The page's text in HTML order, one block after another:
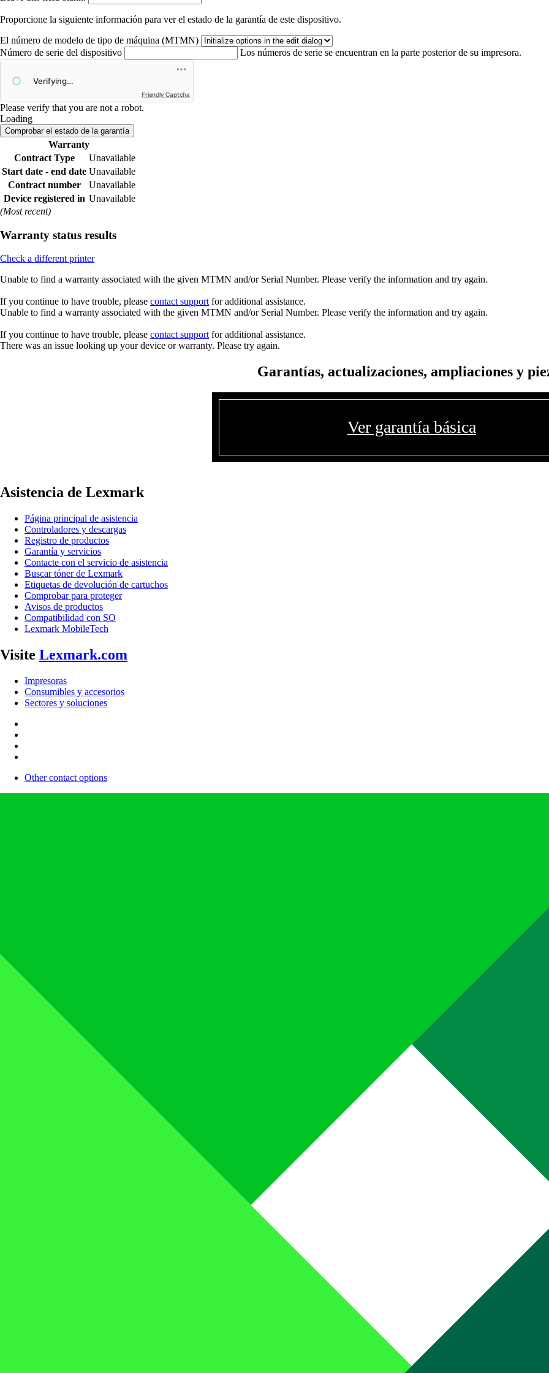
Proporcione la siguiente información para ver el estado de la garantía de este dispositivo.
El número de modelo de tipo de máquina (MTMN)
Número de serie del dispositivo
Los números de serie se encuentran en la parte posterior de su impresora.
Friendly Captcha
Please verify that you are not a robot.
Loading
Comprobar el estado de la garantía
Warranty
Contract Type
Unavailable
Start date - end date Unavailable
Contract number
Unavailable
Device registered in Unavailable
(Most recent)
Warranty status results
Check a different printer
Unable to find a warranty associated with the given MTMN and/or Serial Number. Please verify the information and try again.
If you continue to have trouble, please contact supportfor additional assistance.
Unable to find a warranty associated with the given MTMN and/or Serial Number. Please verify the information and try again.
If you continue to have trouble, please contact supportfor additional assistance.
There was an issue looking up your device or warranty. Please try again.
Garantías, actualizaciones, ampliaciones y
Ver garantía básica
Asistencia de Lexmark
Página principal de asistencia
Controladores y descargas
Registro de productos
Garantía y servicios
Contacte con el servicio de asistencia
Buscar tóner de Lexmark
Etiquetas de devolución de cartuchos
Comprobar para proteger
Avisos de productos
Compatibilidad con SO
Lexmark MobileTech
Visite Lexmark.com
Impresoras
Consumibles y accesorios
Sectores y soluciones
Other contact options